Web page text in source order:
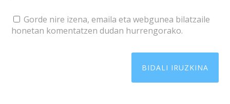
Gorde nire izena, emaila eta webgunea bilatzaile
honetan komentatzen dudan hurrengorako.